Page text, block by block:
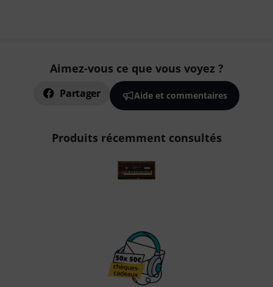
Aimez-vous ce que vous voyez ?
Partager Aide et commentaires
Produits récemment consultés